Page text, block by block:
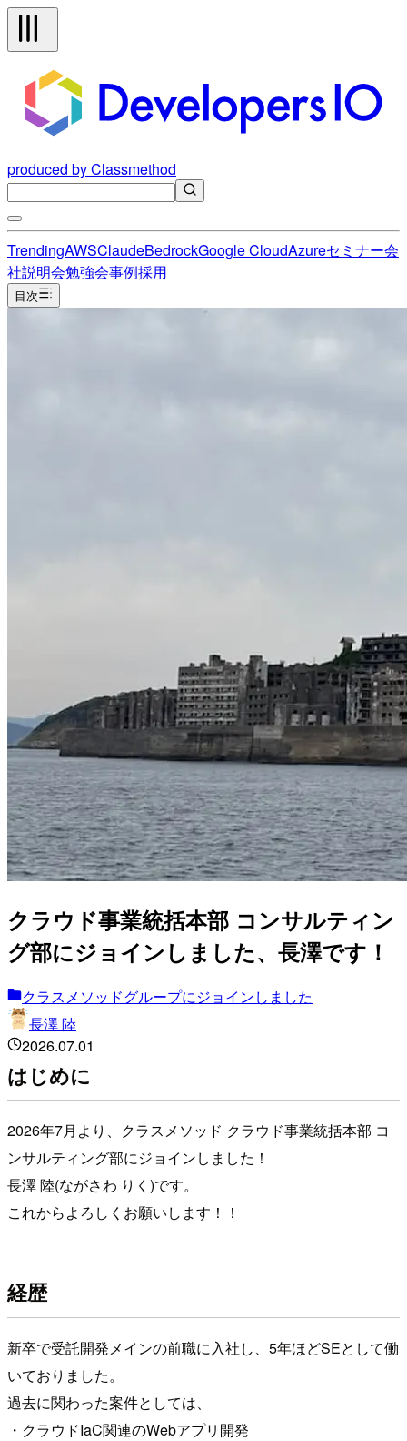
produced by Classmethod
TrendingAWSClaudeBedrockGoogle CloudAzureセミナー会
社説明会勉強会事例採用
目次
クラウド事業統括本部 コンサルティン
グ部にジョインしました、長澤です！
クラスメソッドグループにジョインしました
長澤 陸
2026.07.01
はじめに
2026年7月より、クラスメソッド クラウド事業統括本部 コ
ンサルティング部にジョインしました！
長澤 陸(ながさわ りく)です。
これからよろしくお願いします！！
経歴
新卒で受託開発メインの前職に入社し、5年ほどSEとして働
いておりました。
過去に関わった案件としては、
・クラウドIaC関連のWebアプリ開発